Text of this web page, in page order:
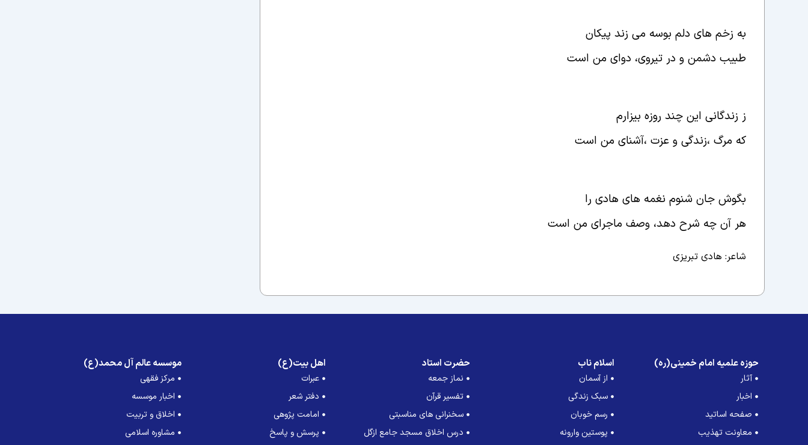
به زخم های دلم بوسه می زند پیکان
طبیب دشمن و در تیروی، دوای من است
ز زندگانی این چند روزه بیزارم
که مرگ ،زندگی و عزت ،آشنای من است
بگوش جان شنوم نغمه های هادی را
هر آن چه شرح دهد، وصف ماجرای من است
شاعر: هادی تبریزی
حوزه علمیه امام خمینی(ره)
آثار
اخبار
صفحه اساتید
معاونت تهذیب
اسلام ناب
از آسمان
سبک زندگی
رسم خوبان
پوستین وارونه
حضرت استاد
نماز جمعه
تفسیر قرآن
سخنرانی های مناسبتی
درس اخلاق مسجد جامع ازگل
اهل بیت(ع)
عبرات
دفتر شعر
امامت پژوهی
پرسش و پاسخ
موسسه عالم آل محمد(ع)
مرکز فقهی
اخبار موسسه
اخلاق و تربیت
مشاوره اسلامی